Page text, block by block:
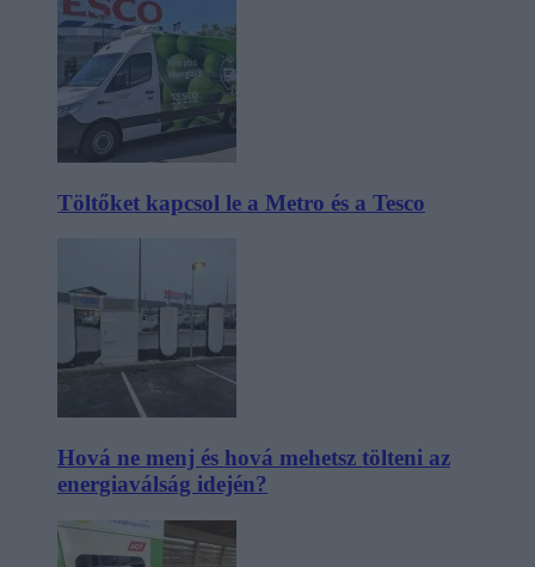
Töltőket kapcsol le a Metro és a Tesco
Hová ne menj és hová mehetsz tölteni az
energiaválság idején?